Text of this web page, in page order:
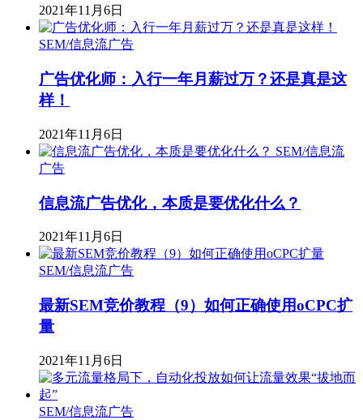
2021年11月6日
SEM/信息流广告
广告优化师：入行一年月薪过万？还是真是这
样！
2021年11月6日
SEM/信息流
广告
信息流广告优化，本质是要优化什么？
2021年11月6日
SEM/信息流广告
最新SEM竞价教程（9）如何正确使用oCPC扩
量
2021年11月6日
SEM/信息流广告